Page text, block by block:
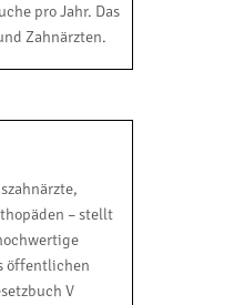
pro Jahr. Das
Zahnärzten.
– stellt
öffentlichen
V